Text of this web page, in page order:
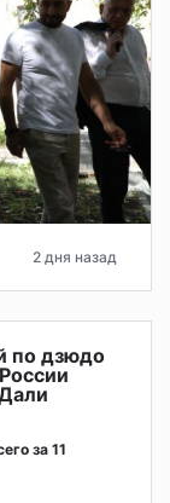
2 дня назад
по дзюдо
за 11